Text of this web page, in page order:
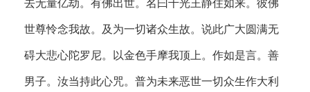
世尊怜念我故。及为一切诸众生故。说此广大圆满无
碍大悲心陀罗尼。以金色手摩我顶上。作如是言。善
男子。汝当持此心咒。普为未来恶世一切众生作大利